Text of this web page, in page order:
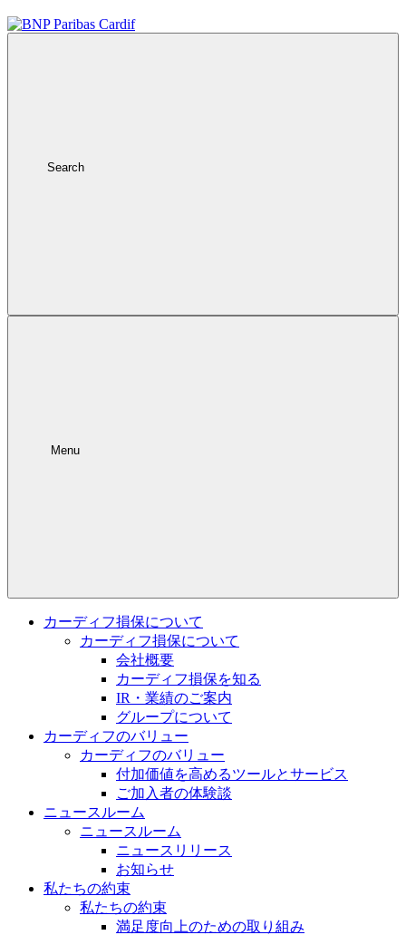
Search
Menu
カーディフ損保について
カーディフ損保について
会社概要
カーディフ損保を知る
IR・業績のご案内
グループについて
カーディフのバリュー
カーディフのバリュー
付加価値を高めるツールとサービス
ご加入者の体験談
ニュースルーム
ニュースルーム
ニュースリリース
お知らせ
私たちの約束
私たちの約束
満足度向上のための取り組み